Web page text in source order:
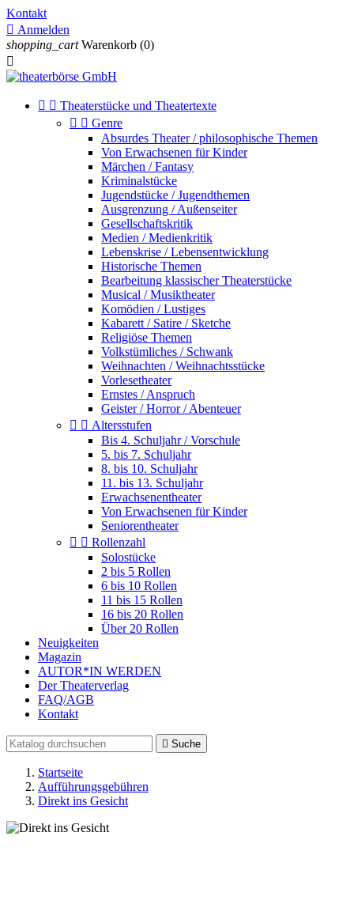
Kontakt
 Anmelden
shopping_cart Warenkorb (0)

  Theaterstücke und Theatertexte
  Genre
Absurdes Theater / philosophische Themen
Von Erwachsenen für Kinder
Märchen / Fantasy
Kriminalstücke
Jugendstücke / Jugendthemen
Ausgrenzung / Außenseiter
Gesellschaftskritik
Medien / Medienkritik
Lebenskrise / Lebensentwicklung
Historische Themen
Bearbeitung klassischer Theaterstücke
Musical / Musiktheater
Komödien / Lustiges
Kabarett / Satire / Sketche
Religiöse Themen
Volkstümliches / Schwank
Weihnachten / Weihnachtsstücke
Vorlesetheater
Ernstes / Anspruch
Geister / Horror / Abenteuer
  Altersstufen
Bis 4. Schuljahr / Vorschule
5. bis 7. Schuljahr
8. bis 10. Schuljahr
11. bis 13. Schuljahr
Erwachsenentheater
Von Erwachsenen für Kinder
Seniorentheater
  Rollenzahl
Solostücke
2 bis 5 Rollen
6 bis 10 Rollen
11 bis 15 Rollen
16 bis 20 Rollen
Über 20 Rollen
Neuigkeiten
Magazin
AUTOR*IN WERDEN
Der Theaterverlag
FAQ/AGB
Kontakt
 Suche
Startseite
Aufführungsgebühren
Direkt ins Gesicht